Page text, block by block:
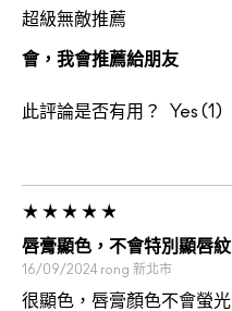
超級無敵推薦
會，我會推薦給朋友
此評論是否有用？ 1
唇膏顯色，不會特別顯唇紋
16/09/2024 rong 新北市
很顯色，唇膏顏色不會螢光